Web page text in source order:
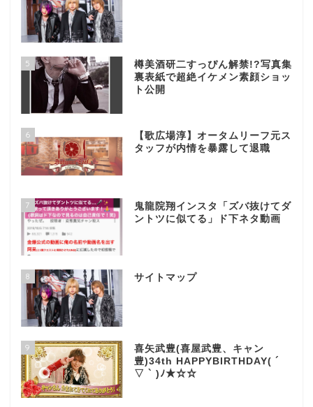
5
樽美酒研二すっぴん解禁!?写真集
裏表紙で超絶イケメン素顔ショッ
ト公開
6
【歌広場淳】オータムリーフ元ス
タッフが内情を暴露して退職
7
鬼龍院翔インスタ「ズバ抜けてダ
ントツに似てる」ド下ネタ動画
8 サイトマップ
9
喜矢武豊(喜屋武豊、キャン
豊)34th HAPPYBIRTHDAY( ´
▽ ` )ﾉ★☆☆